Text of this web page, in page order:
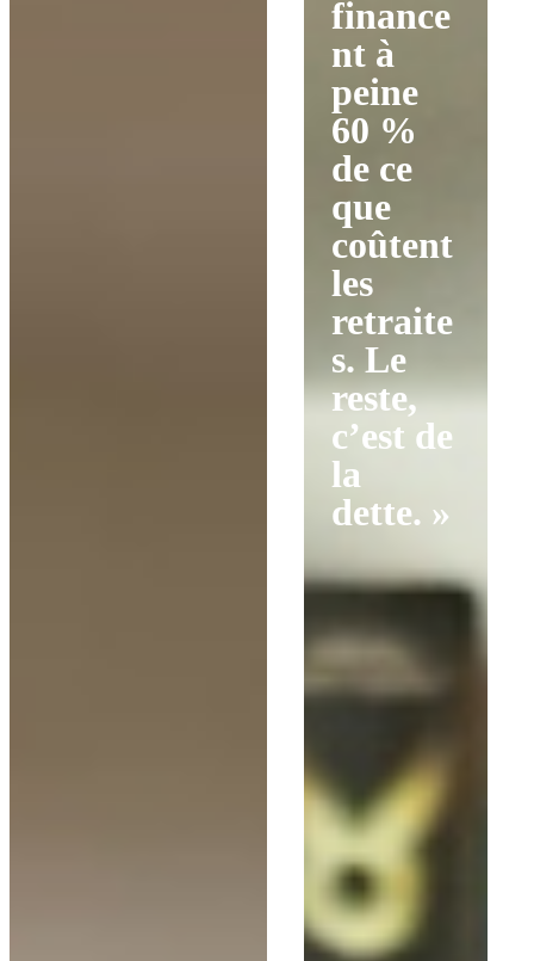
finance
nt à
peine
60 %
de ce
que
coûtent
les
retraite
s. Le
reste,
c’est de
la
dette. »